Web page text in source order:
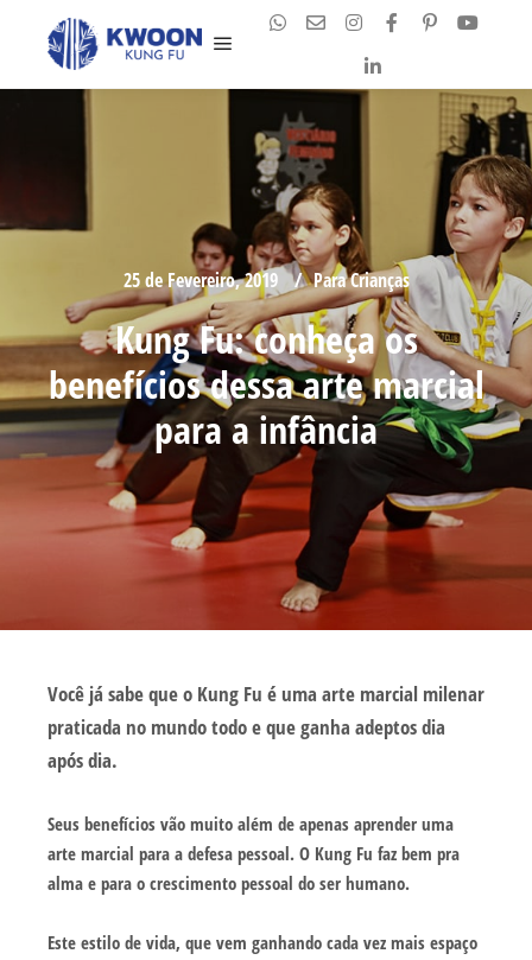
25 de Fevereiro, 2019 Para Crianças
Kung Fu: conheça os
benefícios dessa arte marcial
para a infância
Você já sabe que o Kung Fu é uma arte marcial milenar
praticada no mundo todo e que ganha adeptos dia
após dia.
Seus benefícios vão muito além de apenas aprender uma
arte marcial para a defesa pessoal. O Kung Fu faz bem pra
alma e para o crescimento pessoal do ser humano.
Este estilo de vida, que vem ganhando cada vez mais espaço